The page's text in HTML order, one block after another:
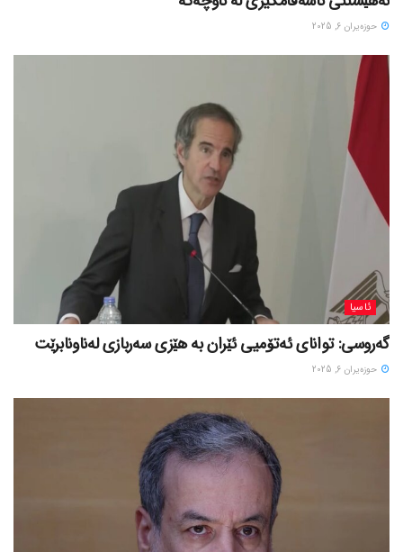
حوزه‌یران 6, 2025
ئاسیا
گەروسی: توانای ئەتۆمیی ئێران بە هێزی سەربازی لەناونابرێت
حوزه‌یران 6, 2025